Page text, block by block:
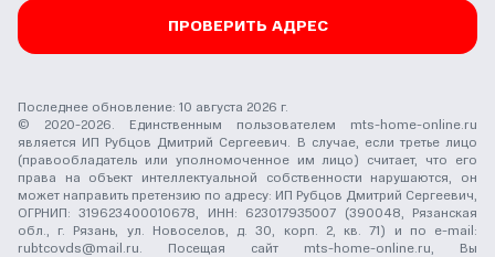
ПРОВЕРИТЬ АДРЕС
Последнее обновление: 10 августа 2026 г.
© 2020-2026. Единственным пользователем mts-home-online.ru
является ИП Рубцов Дмитрий Сергеевич. В случае, если третье лицо
(правообладатель или уполномоченное им лицо) считает, что его
права на объект интеллектуальной собственности нарушаются, он
может направить претензию по адресу: ИП Рубцов Дмитрий Сергеевич,
ОГРНИП: 319623400010678, ИНН: 623017935007 (390048, Рязанская
обл., г. Рязань, ул. Новоселов, д. 30, корп. 2, кв. 71) и по e-mail:
rubtcovds@mail.ru. Посещая сайт mts-home-online.ru, Вы